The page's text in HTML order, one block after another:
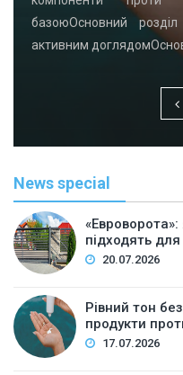
базоюОсновний
активним
News special
підходять
20.07.2026
Рівний тон
продукти
17.07.2026